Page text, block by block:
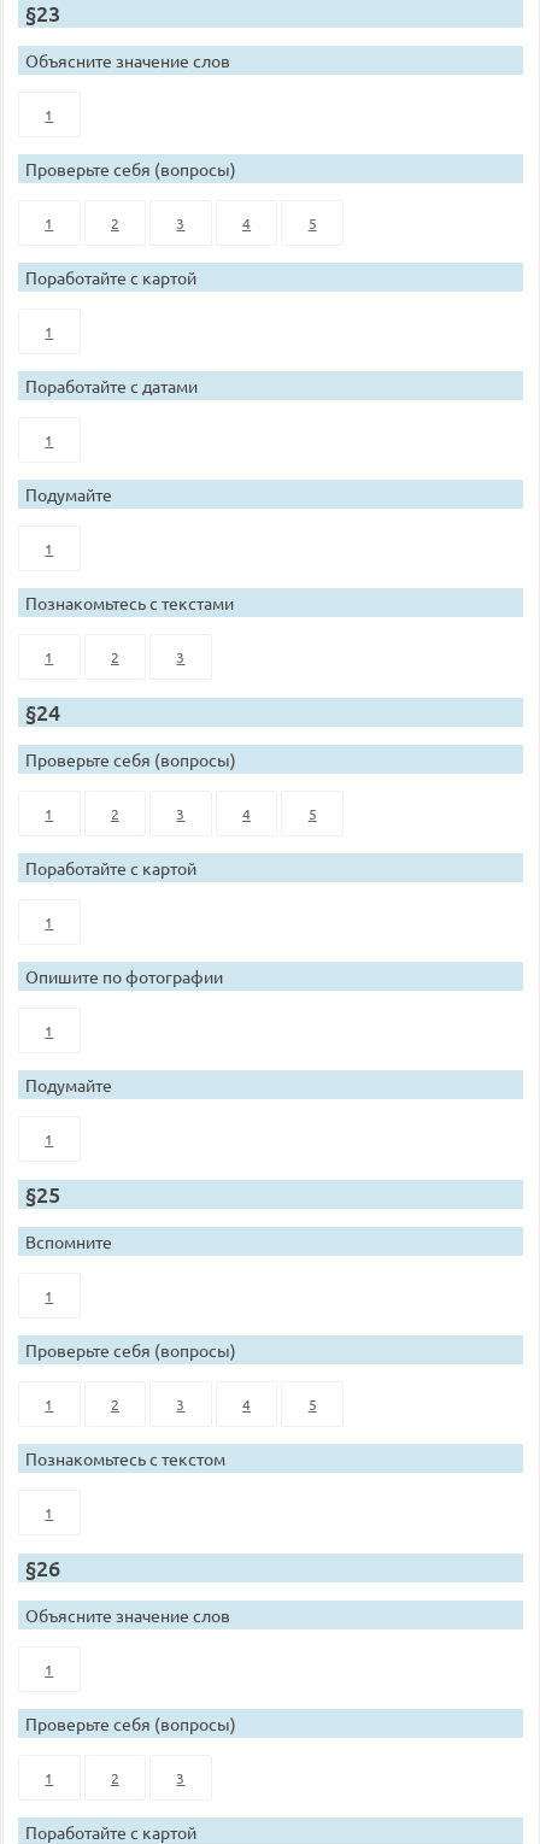
§23
Объясните значение слов
1
Проверьте себя (вопросы)
1 2 3 4 5
Поработайте с картой
1
Поработайте с датами
1
Подумайте
1
Познакомьтесь с текстами
1 2 3
§24
Проверьте себя (вопросы)
1 2 3 4 5
Поработайте с картой
1
Опишите по фотографии
1
Подумайте
1
§25
Вспомните
1
Проверьте себя (вопросы)
1 2 3 4 5
Познакомьтесь с текстом
1
§26
Объясните значение слов
1
Проверьте себя (вопросы)
1 2 3
Поработайте с картой